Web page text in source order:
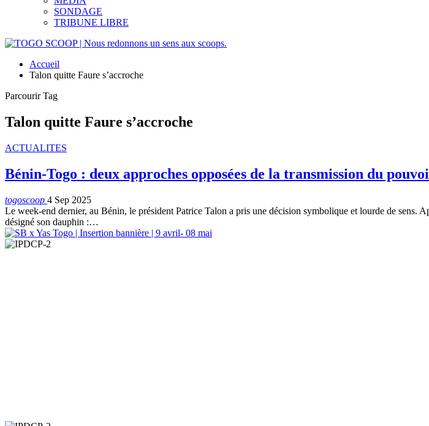
SONDAGE
TRIBUNE LIBRE
Accueil
Talon quitte Faure s’accroche
Parcourir Tag
Talon quitte Faure s’accroche
ACTUALITES
Bénin-Togo : deux approches opposées de la transmission du
togoscoop 4 Sep 2025
Le week-end dernier, au Bénin, le président Patrice Talon a pris une décision symbolique et lourde de sens.
désigné son dauphin :…